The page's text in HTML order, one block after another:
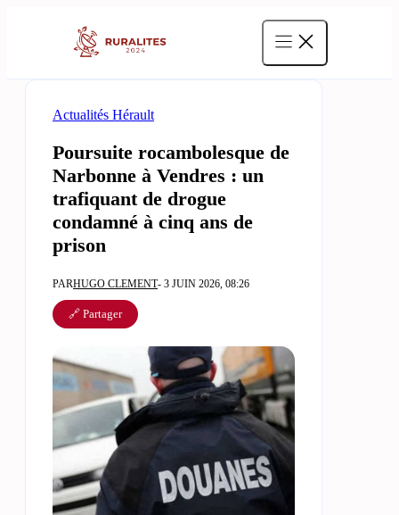
Actualités Hérault
Poursuite rocambolesque de
Narbonne à Vendres : un
trafiquant de drogue
condamné à cinq ans de
prison
PARHUGO CLEMENT- 3 JUIN 2026, 08:26
🔗 Partager